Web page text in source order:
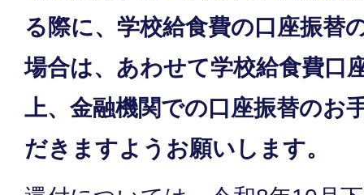
る際に、学校給食費の口座振替
場合は、あわせて学校給食費口
上、金融機関での口座振替のお
だきますようお願いします。